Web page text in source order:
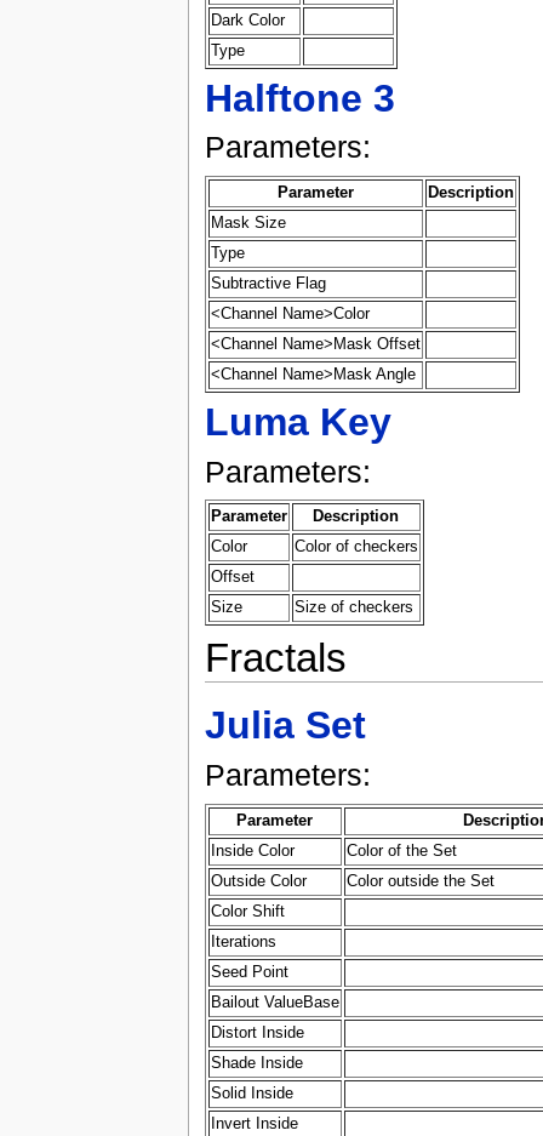
Dark Color
Type
Halftone 3
Parameters:
Parameter
Description
Mask Size
Type
Subtractive Flag
<Channel Name>Color
<Channel Name>Mask Offset
<Channel Name>Mask Angle
Luma Key
Parameters:
Parameter
Description
Color
Color of checkers
Offset
Size
Size of checkers
Fractals
Julia Set
Parameters:
Parameter
Inside Color
Color of the Set
Outside Color
Color outside the Set
Color Shift
Iterations
Seed Point
Bailout ValueBase
Distort Inside
Shade Inside
Solid Inside
Invert Inside